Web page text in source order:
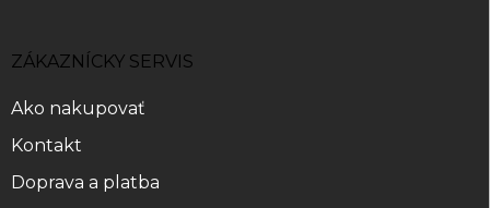
e
ZÁKAZNÍCKY SERVIS
Ako nakupovať
Kontakt
Doprava a platba